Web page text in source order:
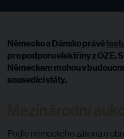
Německo a Dánsko právě
pro podporu elektřiny z OZE.
Německem mohou v
sousedící státy.
Podle německého zákona o